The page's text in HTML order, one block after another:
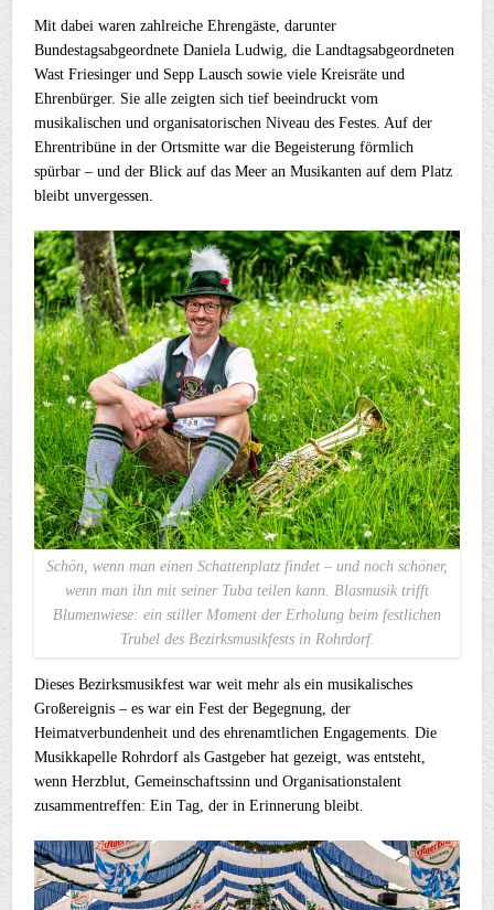
Mit dabei waren zahlreiche Ehrengäste, darunter
Bundestagsabgeordnete Daniela Ludwig, die Landtagsabgeordneten
Wast Friesinger und Sepp Lausch sowie viele Kreisräte und
Ehrenbürger. Sie alle zeigten sich tief beeindruckt vom
musikalischen und organisatorischen Niveau des Festes. Auf der
Ehrentribüne in der Ortsmitte war die Begeisterung förmlich
spürbar – und der Blick auf das Meer an Musikanten auf dem Platz
bleibt unvergessen.
Schön, wenn man einen Schattenplatz findet – und noch schöner,
wenn man ihn mit seiner Tuba teilen kann. Blasmusik trifft
Blumenwiese: ein stiller Moment der Erholung beim festlichen
Trubel des Bezirksmusikfests in Rohrdorf.
Dieses Bezirksmusikfest war weit mehr als ein musikalisches
Großereignis – es war ein Fest der Begegnung, der
Heimatverbundenheit und des ehrenamtlichen Engagements. Die
Musikkapelle Rohrdorf als Gastgeber hat gezeigt, was entsteht,
wenn Herzblut, Gemeinschaftssinn und Organisationstalent
zusammentreffen: Ein Tag, der in Erinnerung bleibt.